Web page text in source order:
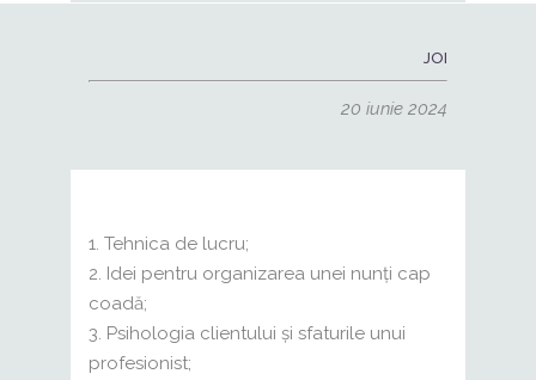
JOI
20 iunie 2024
Tehnica de lucru;
Idei pentru organizarea unei nunți cap
coadă;
Psihologia clientului și sfaturile unui
profesionist;